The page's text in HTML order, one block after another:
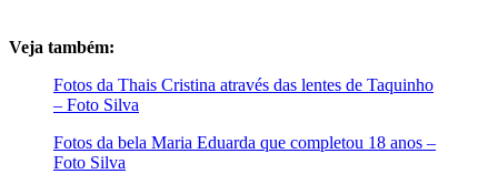
Veja também:
Fotos da Thais Cristina através das lentes de Taquinho
– Foto Silva
Fotos da bela Maria Eduarda que completou 18 anos –
Foto Silva